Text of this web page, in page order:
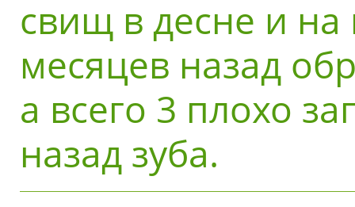
свищ в десне и
месяцев назад
а всего 3 плохо
назад зуба.